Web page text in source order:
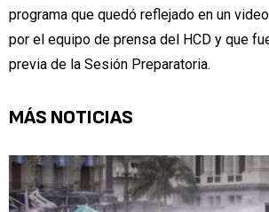
programa que quedó reflejado en un
por el equipo de prensa del HCD y que
previa de la Sesión Preparatoria.
MÁS NOTICIAS